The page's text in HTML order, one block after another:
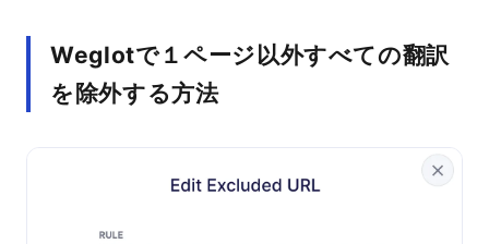
Weglotで１ページ以外すべての翻訳
を除外する方法